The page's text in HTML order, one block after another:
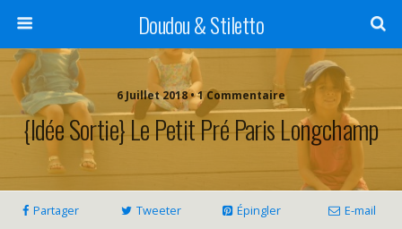
Doudou & Stiletto
6 Juillet 2018 • 1 Commentaire
{Idée Sortie} Le Petit Pré Paris Longchamp
Partager Tweeter Épingler E-mail